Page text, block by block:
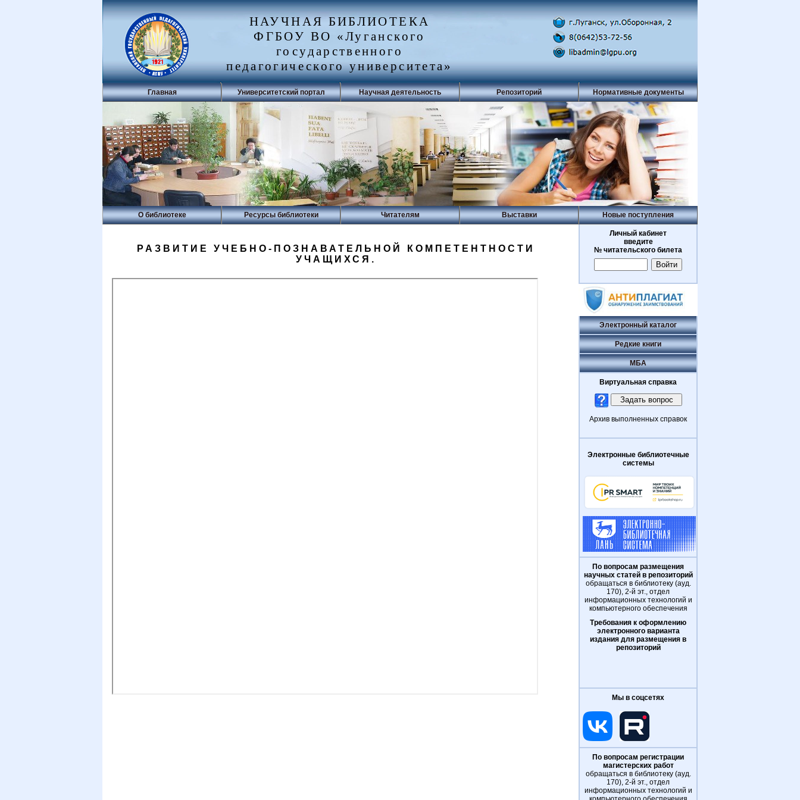
НАУЧНАЯ БИБЛИОТЕКА
ФГБОУ ВО «Луганского
государственного
педагогического университета»
Главная Университетский портал Научная деятельность Репозиторий Нормативные документы
О библиотеке Ресурсы библиотеки Читателям Выставки Новые поступления
РАЗВИТИЕ УЧЕБНО-ПОЗНАВАТЕЛЬНОЙ КОМПЕТЕНТНОСТИ
УЧАЩИХСЯ.
Личный кабинет
введите
№ читательского билета
Электронный каталог
Редкие книги
МБА
Виртуальная справка
Архив выполненных справок
Электронные библиотечные
системы
По вопросам размещения
научных статей в репозиторий
обращаться в библиотеку (ауд.
170), 2-й эт., отдел
информационных технологий и
компьютерного обеспечения
Требования к оформлению
электронного варианта
издания для размещения в
репозиторий
Мы в соцсетях
По вопросам регистрации
магистерских работ
обращаться в библиотеку (ауд.
170), 2-й эт., отдел
информационных технологий и